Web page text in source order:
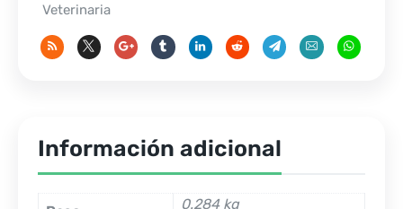
Veterinaria
Información adicional
0.284 kg